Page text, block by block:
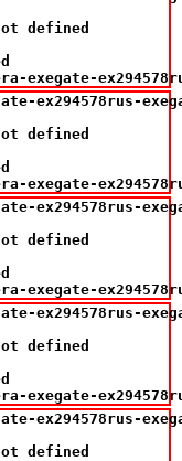
defined
exegate-
defined
exegate-
ex294578rus-
defined
exegate-
ex294578rus-
defined
exegate-
ex294578rus-
defined